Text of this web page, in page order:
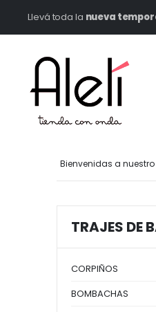
Llevá toda la nueva
Bienvenidas a
TRAJES DE
CORPIÑOS
BOMBACHAS